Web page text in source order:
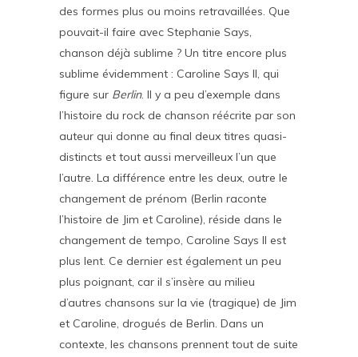
des formes plus ou moins retravaillées. Que
pouvait-il faire avec Stephanie Says,
chanson déjà sublime ? Un titre encore plus
sublime évidemment : Caroline Says II, qui
figure sur Berlin. Il y a peu d’exemple dans
l’histoire du rock de chanson réécrite par son
auteur qui donne au final deux titres quasi-
distincts et tout aussi merveilleux l’un que
l’autre. La différence entre les deux, outre le
changement de prénom (Berlin raconte
l’histoire de Jim et Caroline), réside dans le
changement de tempo, Caroline Says II est
plus lent. Ce dernier est également un peu
plus poignant, car il s’insère au milieu
d’autres chansons sur la vie (tragique) de Jim
et Caroline, drogués de Berlin. Dans un
contexte, les chansons prennent tout de suite